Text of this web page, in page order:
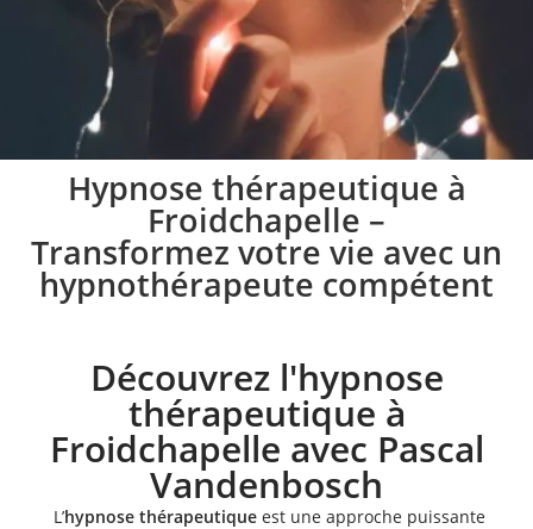
Pratique de l’hypnose
à Froidchapelle
Lors des séances d’hypnose à Froidchapelle, je vous
Prendre rendez-vous
Hypnose thérapeutique à
Froidchapelle –
Transformez votre vie avec un
hypnothérapeute compétent
Découvrez l'hypnose
thérapeutique à
Froidchapelle avec Pascal
Vandenbosch
L’hypnose thérapeutiqueest une approche puissante